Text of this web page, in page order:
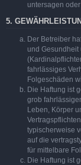
untersagen
5.
Der Betreiber
und Gesundheit
fahrlässiges
Folgeschäden
Die Haftung ist
grob
Leben, Körper
typischerweise
auf die
für mittelbare
Die Haftung ist